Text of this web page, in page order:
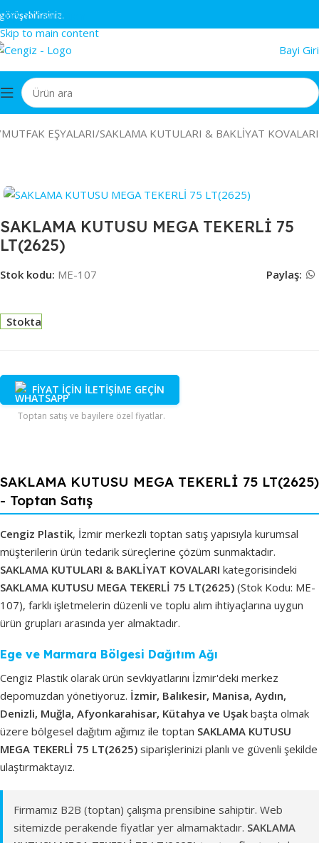
Skip to navigation
Skip to main content
Bayi
MUTFAK EŞYALARI/SAKLAMA KUTULARI & BAKLİYAT KOVALARI
SAKLAMA KUTUSU MEGA TEKERLİ 75
LT(2625)
Stok kodu: ME-107 Paylaş:
Stokta
FİYAT İÇİN İLETİŞİME GEÇİN
Toptan satış ve bayilere özel fiyatlar.
SAKLAMA KUTUSU MEGA TEKERLİ 75 LT(2625)
- Toptan Satış
Cengiz Plastik, İzmir merkezli toptan satış yapısıyla kurumsal
müşterilerin ürün tedarik süreçlerine çözüm sunmaktadır.
SAKLAMA KUTULARI & BAKLİYAT KOVALARI kategorisindeki
SAKLAMA KUTUSU MEGA TEKERLİ 75 LT(2625) (Stok Kodu: ME-
107), farklı işletmelerin düzenli ve toplu alım ihtiyaçlarına uygun
ürün grupları arasında yer almaktadır.
Ege ve Marmara Bölgesi Dağıtım Ağı
Cengiz Plastik olarak ürün sevkiyatlarını İzmir'deki merkez
depomuzdan yönetiyoruz. İzmir, Balıkesir, Manisa, Aydın,
Denizli, Muğla, Afyonkarahisar, Kütahya ve Uşak başta olmak
üzere bölgesel dağıtım ağımız ile toptan SAKLAMA KUTUSU
MEGA TEKERLİ 75 LT(2625) siparişlerinizi planlı ve güvenli şekilde
ulaştırmaktayız.
Firmamız B2B (toptan) çalışma prensibine sahiptir. Web
sitemizde perakende fiyatlar yer almamaktadır. SAKLAMA